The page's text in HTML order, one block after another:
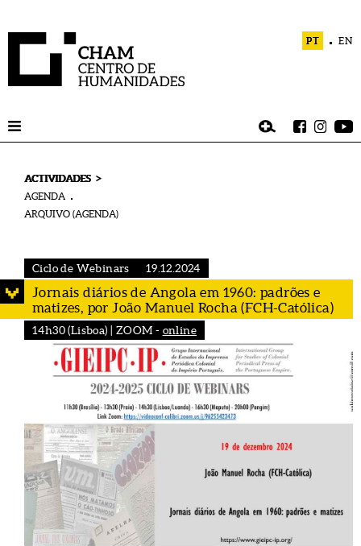
PT EN
ACTIVIDADES >
AGENDA
ARQUIVO (AGENDA)
Ciclo de Webinars 19.12.2024
Jornais diários de Angola em 1960: padrões e
matizes, por João Manuel Rocha (FCH-Católica)
14h30 (Lisboa) | ZOOM - online